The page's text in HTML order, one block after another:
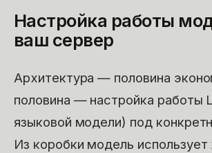
Настройка работы
ваш сервер
Архитектура — половина
половина — настройка работы
языковой модели) под
Из коробки модель